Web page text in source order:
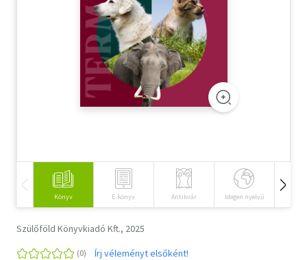
Szótár, nyelvkönyv
Tankönyv, segédkönyv
Társadalomtudomány
Természettudomány
Könyv E-könyv Antikvár Idegen nyelvű
Szülőföld Könyvkiadó Kft., 2025
Írj véleményt elsőként!